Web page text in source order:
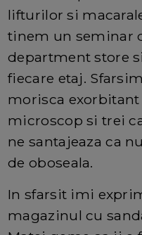
lifturilor si
tinem un seminar
department store
fiecare etaj.
morisca
microscop si trei
ne santajeaza ca
de oboseala.
In sfarsit imi
magazinul cu